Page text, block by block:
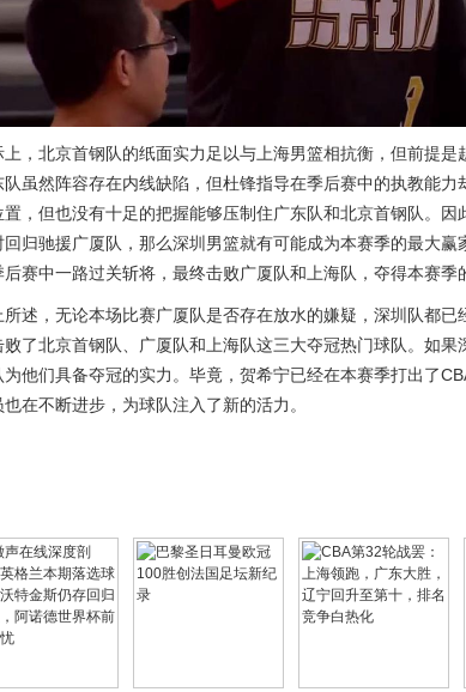
上，北京首钢队的纸面实力足以与上海男篮相抗衡，但前提
队虽然阵容存在内线缺陷，但杜锋指导在季后赛中的执教能
置，但也没有十足的把握能够压制住广东队和北京首钢队。
回归驰援广厦队，那么深圳男篮就有可能成为本赛季的最大
后赛中一路过关斩将，最终击败广厦队和上海队，夺得本赛季
所述，无论本场比赛广厦队是否存在放水的嫌疑，深圳队都
败了北京首钢队、广厦队和上海队这三大夺冠热门球队。如
为他们具备夺冠的实力。毕竟，贺希宁已经在本赛季打出了
也在不断进步，为球队注入了新的活力。